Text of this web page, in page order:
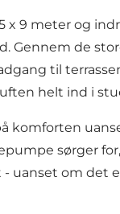
x 9 meter og
Gennem de
til
helt ind i
komforten
sørger
uanset om det